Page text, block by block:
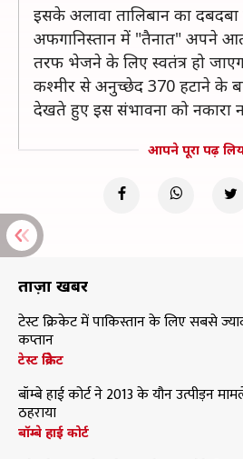
इसके अलावा तालिबान का दबदबा
अफगानिस्तान में "तैनात" अपने
तरफ भेजने के लिए स्वतंत्र हो
कश्मीर से अनुच्छेद 370 हटाने के
देखते हुए इस संभावना को नकारा
आपने पूरा पढ़
ताज़ा खबरें
टेस्ट क्रिकेट में पाकिस्तान के लिए सबसे
कप्तान
टेस्ट क्रिकेट
बॉम्बे हाई कोर्ट ने 2013 के यौन उत्पीड़न
ठहराया
बॉम्बे हाई कोर्ट